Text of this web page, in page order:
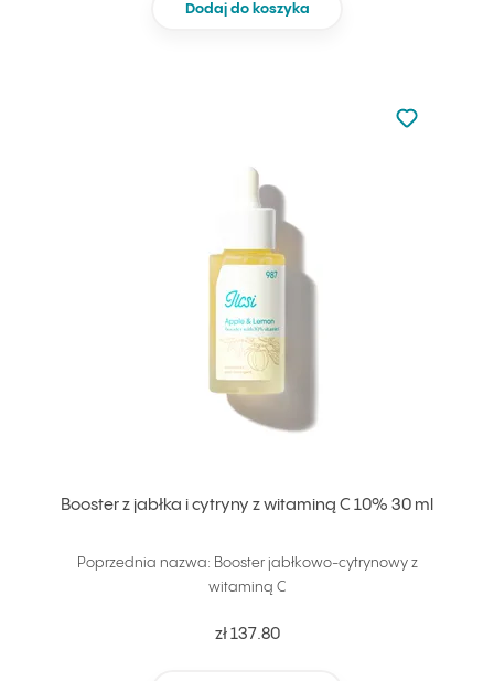
Dodaj do koszyka
Booster z jabłka i cytryny z witaminą C 10% 30 ml
Poprzednia nazwa: Booster jabłkowo-cytrynowy z
witaminą C
zł 137.80
Nie dodano
Dodaj do